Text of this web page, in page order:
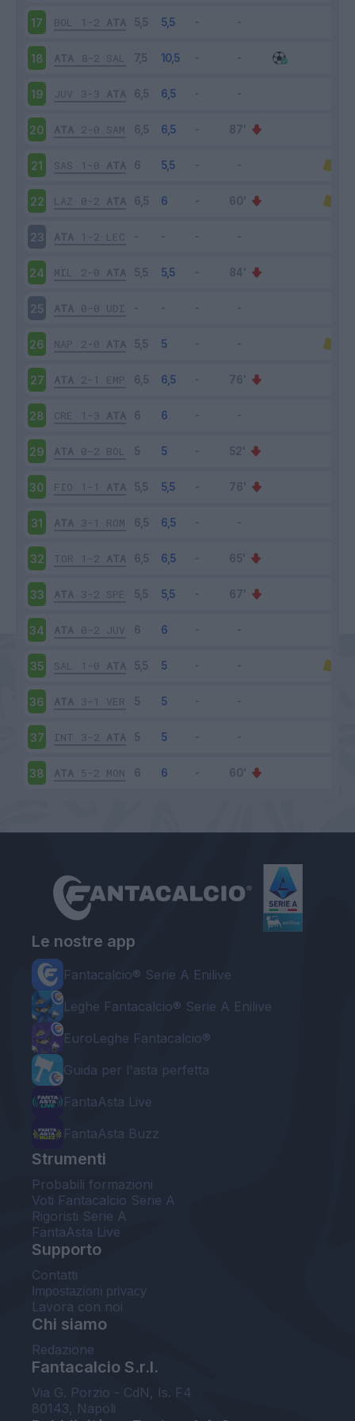
17 BOL 1-2 ATA
18 ATA 8-2 SAL
19 JUV 3-3 ATA
20 ATA 2-0 SAM
21 SAS 1-0 ATA
22 LAZ 0-2 ATA
23 ATA 1-2 LEC
24 MIL 2-0 ATA
25 ATA 0-0 UDI
26 NAP 2-0 ATA
27 ATA 2-1 EMP
28 CRE 1-3 ATA
29 ATA 0-2 BOL
30 FIO 1-1 ATA
31 ATA 3-1 ROM
32 TOR 1-2 ATA
33 ATA 3-2 SPE
34 ATA 0-2 JUV
35 SAL 1-0 ATA
36 ATA 3-1 VER
37 INT 3-2 ATA
38 ATA 5-2 MON
Le nostre app
Fantacalcio® Serie A Enilive
Leghe Fantacalcio® Serie A Enilive
EuroLeghe Fantacalcio®
Guida per l'asta perfetta
FantaAsta Live
FantaAsta Buzz
Strumenti
Probabili formazioni
Voti Fantacalcio Serie A
Rigoristi Serie A
FantaAsta Live
Supporto
Contatti
Impostazioni privacy
Lavora con noi
Chi siamo
Redazione
Fantacalcio S.r.l.
Via G. Porzio - CdN, Is. F4
80143, Napoli